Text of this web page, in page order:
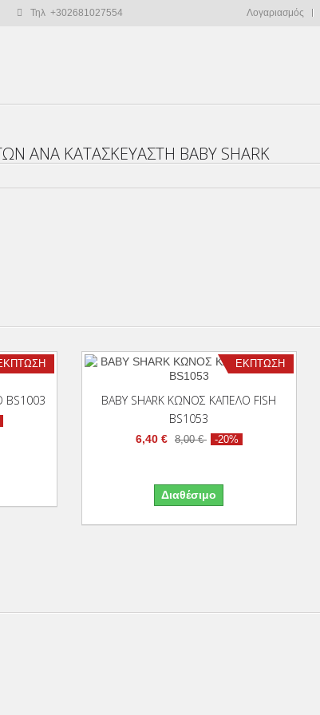
Λογαριασμός
Τηλ +302681027554
ΑΝΑ ΚΑΤΑΣΚΕΥΑΣΤΉ BABY SHARK
BS1003
ΈΚΠΤΩΣΗ
Στο Καλάθι
BABY SHARK ΚΩΝΟΣ ΚΑΠΕΛΟ FISH
BS1053
6,40 € 8,00 € -20%
Διαθέσιμο
Προσθήκη Στο Καλάθι